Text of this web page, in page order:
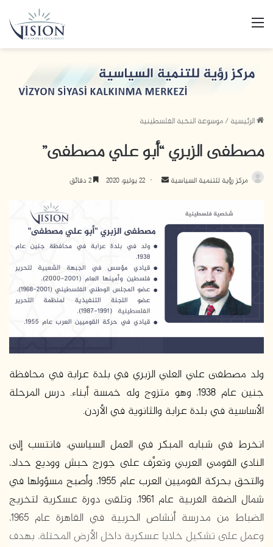
الرئيسية/موسوعة النخبة الفلسطينية
مصطفى الزبري “أبو علي مصطفى”
مركز رؤية للتنمية السياسية
ك
ت
ر
ي
22 يوليو، 2020
ولد مصطفى علي العلي الزبري في بلدة عرابة في محافظة
جنين عام 1938، وهو متزوج وله خمسة أبناء. درس المرحلة
الأساسية في بلدة عرابة والثانوية في الأردن.
انخرط في شبابه المبكر في العمل السياسي، فانتسب إلى
النادي القومي العربي وتعرَّف على جورج حبش ووديع حداد،
والتحق بحركة القوميين العرب عام 1955، وأصبح مسؤولها في
شمال الضفة الغربية عام 1961، وتلقى دورة عسكرية لتخريج
الضباط من مدرسة أنشاص الحربية في القاهرة عام 1965،
وعمل على تشكيل خلايا عسكرية داخل الأرض المحتلة، بهدف